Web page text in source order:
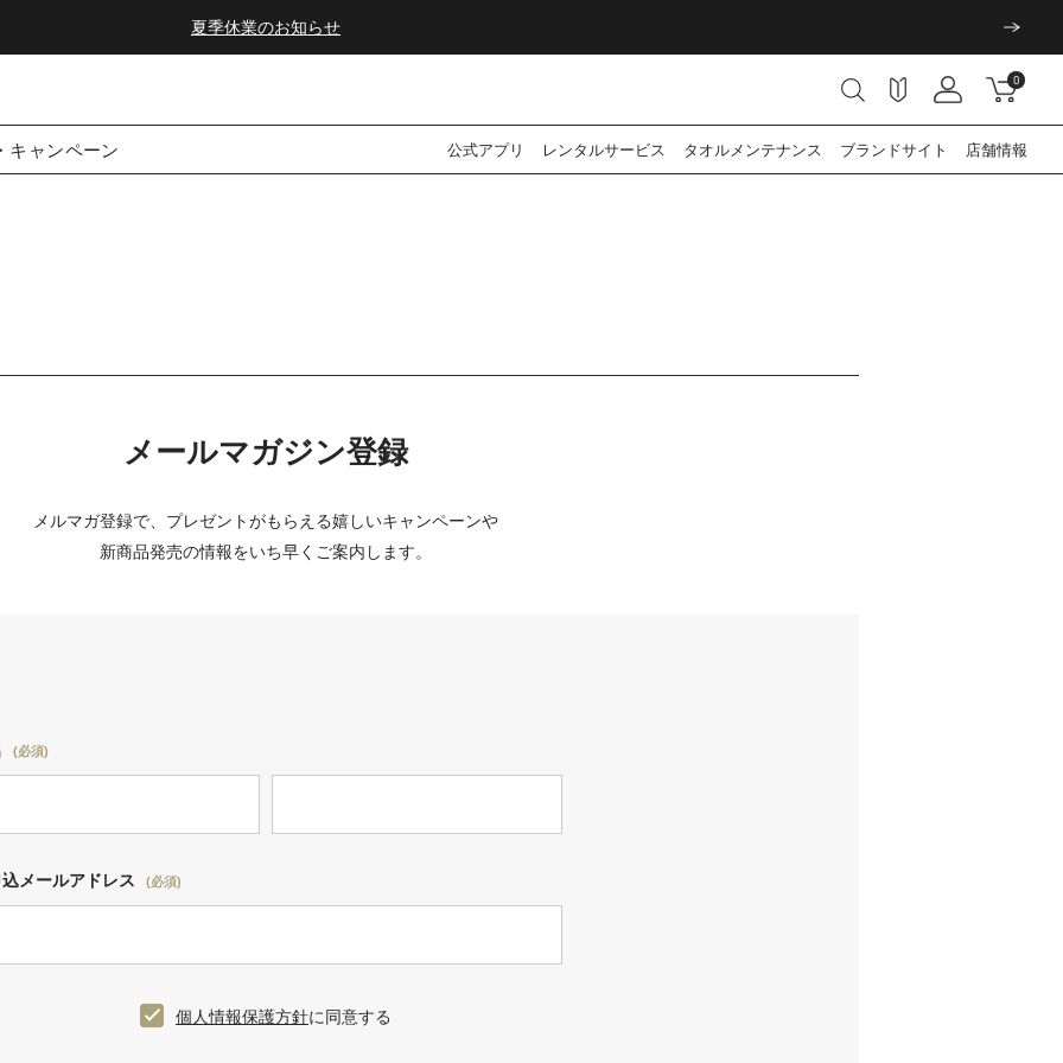
夏季休業のお知らせ
0
キャンペーン 公式アプリ レンタルサービス タオル メンテナンス ブランドサイト 店舗情報
メールマガジン登録
メルマガ登録で、プレゼントがもらえる嬉しいキャンペーンや
新商品発売の情報をいち早くご案内します。
(必須)
メールアドレス (必須)
個人情報保護方針に同意する